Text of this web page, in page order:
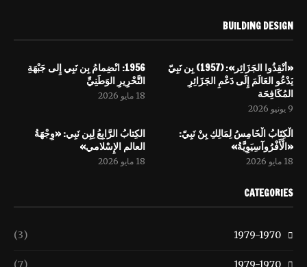
BUILDING DESIGN
«أَنْقِذُوا الجَزَائِر»: (1957) بِن نَبِيّ
يَدْعُو العَالَمَ إِلَى دَعْمِ الجَزَائِرِ
المُكَافِحَة
9 يونيو 2026
1956: انْضِمامُ بِن نَبِي إِلى جَبْهَةِ
التَّحْرِيرِ الوَطَنِيِّ
18 مايو 2026
الْكِتَابُ الْخَامِسُ لِمَالِكِ بِنْ نَبِيّ:
«الْأَفْرُوآسِيَوِيَّةُ»
18 مايو 2026
الكِتابُ الرَّابِعُ لِبِن نَبِي: «وِجْهَةُ
العالم الإِسْلامي»
18 مايو 2026
CATEGORIES
1979-1970
(3)
1979-1970
(7)